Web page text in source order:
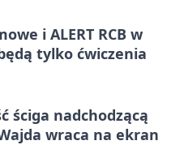
i ALERT RCB w
tylko ćwiczenia
ściga nadchodzącą
wraca na ekran